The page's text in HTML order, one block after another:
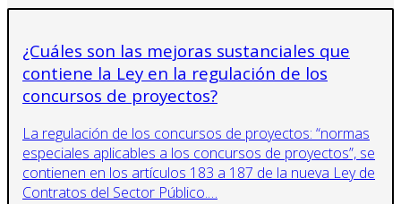
¿Cuáles son las mejoras sustanciales que
contiene la Ley en la regulación de los
concursos de proyectos?
La regulación de los concursos de proyectos: “normas
especiales aplicables a los concursos de proyectos”, se
contienen en los artículos 183 a 187 de la nueva Ley de
Contratos del Sector Público.…